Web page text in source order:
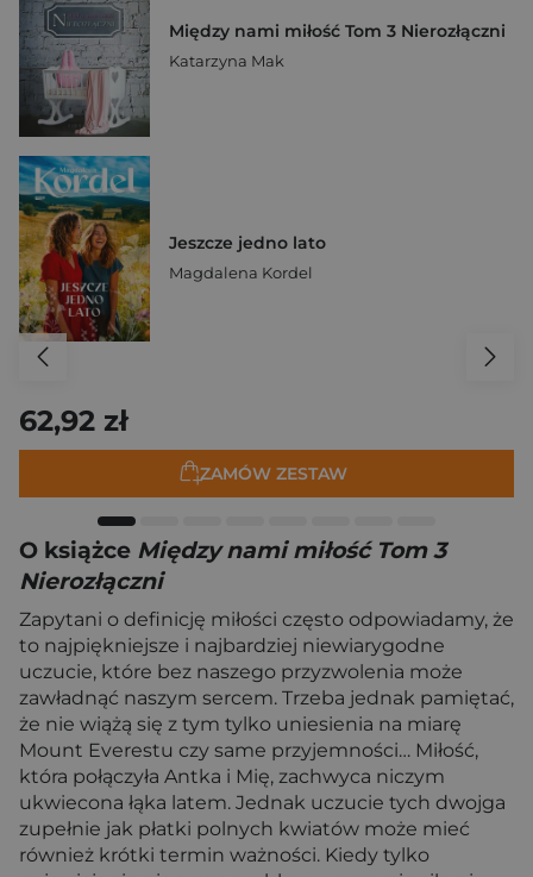
Między nami miłość Tom 3 Nierozłączni
Katarzyna Mak
Jeszcze jedno lato
Magdalena Kordel
62,92 zł
ZAMÓW ZESTAW
O książce Między nami miłość Tom 3
Nierozłączni
Zapytani o definicję miłości często odpowiadamy, że
to najpiękniejsze i najbardziej niewiarygodne
uczucie, które bez naszego przyzwolenia może
zawładnąć naszym sercem. Trzeba jednak pamiętać,
że nie wiążą się z tym tylko uniesienia na miarę
Mount Everestu czy same przyjemności… Miłość,
która połączyła Antka i Mię, zachwyca niczym
ukwiecona łąka latem. Jednak uczucie tych dwojga
zupełnie jak płatki polnych kwiatów może mieć
również krótki termin ważności. Kiedy tylko